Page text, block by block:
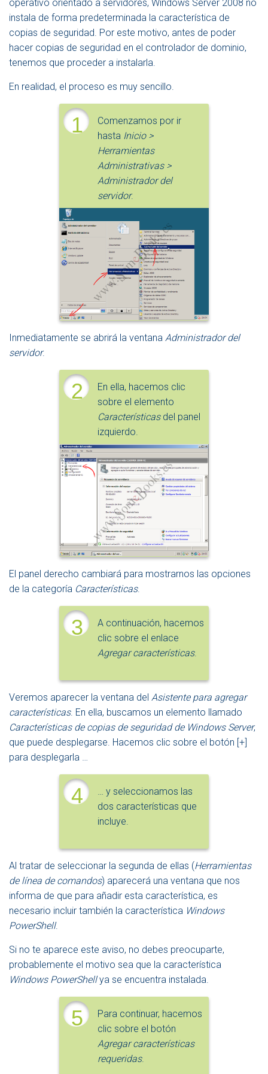
E
operativo orientado a servidores, Windows Server 2008 no
instala de forma predeterminada la característica de
copias de seguridad. Por este motivo, antes de poder
hacer copias de seguridad en el controlador de dominio,
tenemos que proceder a instalarla.
En realidad, el proceso es muy sencillo.
1
Comenzamos por ir
hasta Inicio >
Herramientas
Administrativas >
Administrador del
servidor.
Inmediatamente se abrirá la ventana Administrador del
servidor.
2
En ella, hacemos clic
sobre el elemento
Característicasdel panel
izquierdo.
El panel derecho cambiará para mostrarnos las opciones
de la categoría Características.
3
A continuación, hacemos
clic sobre el enlace
Agregar características.
Veremos aparecer la ventana del Asistente para agregar
características. En ella, buscamos un elemento llamado
Características de copias de seguridad de Windows Server,
que puede desplegarse. Hacemos clic sobre el botón [+]
para desplegarla …
4
… y seleccionamos las
dos características que
incluye.
Al tratar de seleccionar la segunda de ellas (Herramientas
de línea de comandos) aparecerá una ventana que nos
informa de que para añadir esta característica, es
necesario incluir también la característica Windows
PowerShell.
Si no te aparece este aviso, no debes preocuparte,
probablemente el motivo sea que la característica
Windows PowerShellya se encuentra instalada.
5
Para continuar, hacemos
clic sobre el botón
Agregar características
requeridas.